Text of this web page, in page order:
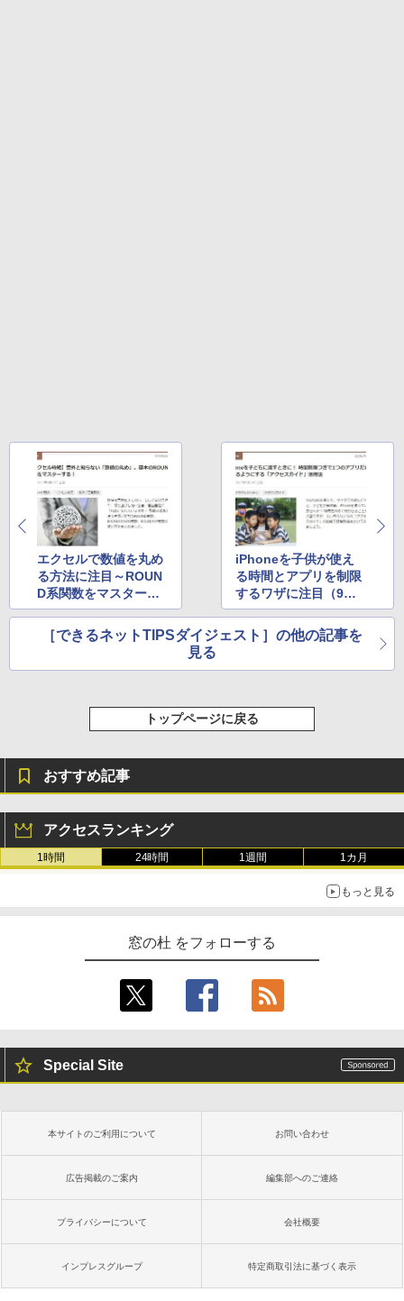
エクセルで数値を丸め
る方法に注目～ROUN
D系関数をマスターし
よう（8月第3週）
iPhoneを子供が使え
る時間とアプリを制限
するワザに注目（9月
第1週）
［できるネットTIPSダイジェスト］の他の記事を
見る
トップページに戻る
おすすめ記事
アクセスランキング
1時間 24時間 1週間 1カ月
もっと見る
窓の杜 をフォローする
Special Site
本サイトのご利用について お問い合わせ
広告掲載のご案内 編集部へのご連絡
プライバシーについて 会社概要
インプレスグループ 特定商取引法に基づく表示